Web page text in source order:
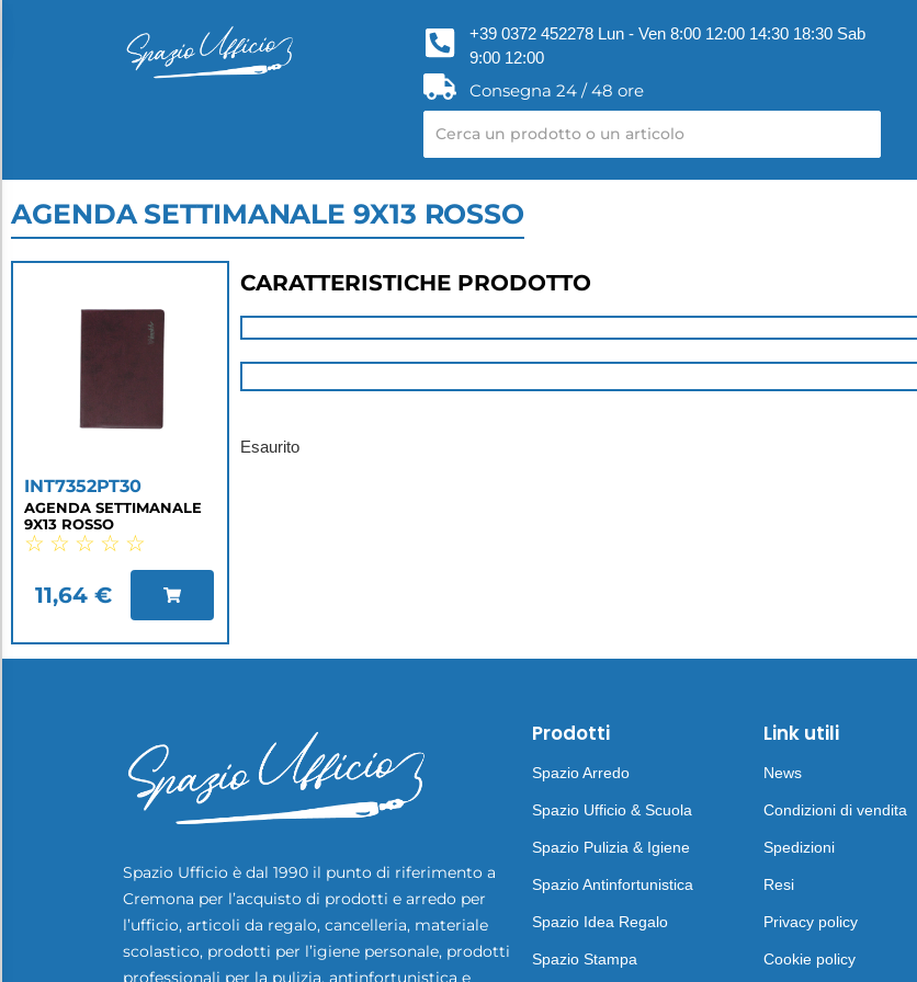
+39 0372 452278 Lun - Ven 8:00 12:00 14:30 18:30 Sab
9:00 12:00
Consegna 24 / 48 ore
AGENDA SETTIMANALE 9X13 ROSSO
INT7352PT30
AGENDA SETTIMANALE
9X13 ROSSO
☆ ☆ ☆ ☆ ☆
11,64 €
CARATTERISTICHE PRODOTTO
Esaurito
Spazio Ufficio è dal 1990 il punto di riferimento a
Cremona per l’acquisto di prodotti e arredo per
l’ufficio, articoli da regalo, cancelleria, materiale
scolastico, prodotti per l’igiene personale, prodotti
professionali per la pulizia, antinfortunistica e
Prodotti
Spazio Arredo
Spazio Ufficio & Scuola
Spazio Pulizia & Igiene
Spazio Antinfortunistica
Spazio Idea Regalo
Spazio Stampa
Link utili
News
Condizioni di vendita
Spedizioni
Resi
Privacy policy
Cookie policy